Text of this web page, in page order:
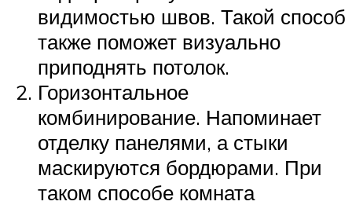
видимостью швов. Такой способ
также поможет визуально
приподнять потолок.
Горизонтальное
комбинирование. Напоминает
отделку панелями, а стыки
маскируются бордюрами. При
таком способе комната